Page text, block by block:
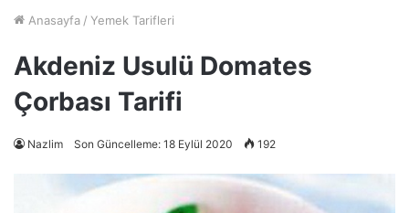
Anasayfa / Yemek Tarifleri
Akdeniz Usulü Domates
Çorbası Tarifi
Nazlim Son Güncelleme: 18 Eylül 2020 192